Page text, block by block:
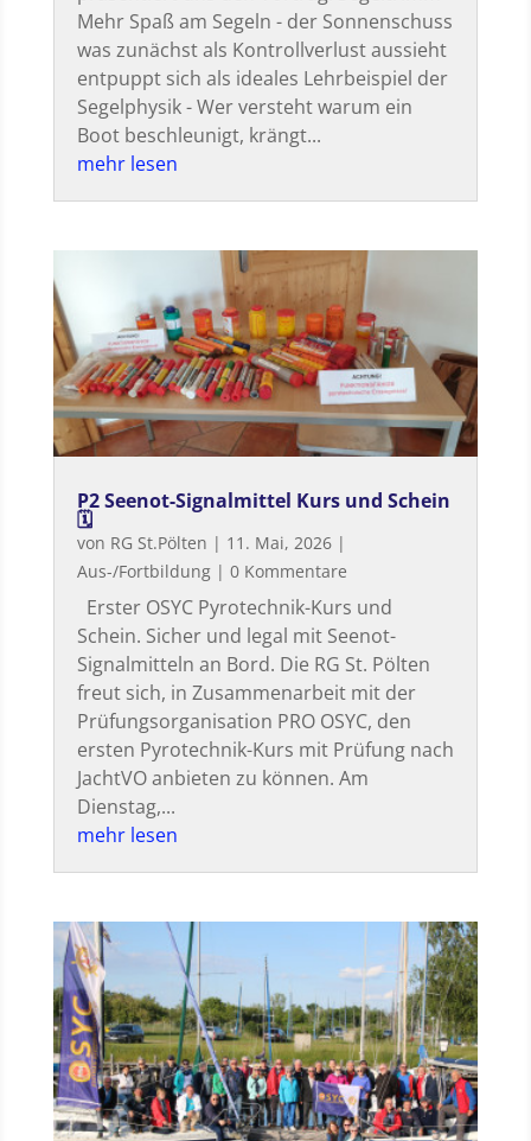
Mehr Spaß am Segeln - der Sonnenschuss
was zunächst als Kontrollverlust aussieht
entpuppt sich als ideales Lehrbeispiel der
Segelphysik - Wer versteht warum ein
Boot beschleunigt, krängt...
mehr lesen
P2 Seenot-Signalmittel Kurs und Schein
🗓
von RG St.Pölten | 11. Mai, 2026|
Aus-/Fortbildung| 0 Kommentare
Erster OSYC Pyrotechnik-Kurs und
Schein. Sicher und legal mit Seenot-
Signalmitteln an Bord. Die RG St. Pölten
freut sich, in Zusammenarbeit mit der
Prüfungsorganisation PRO OSYC, den
ersten Pyrotechnik-Kurs mit Prüfung nach
JachtVO anbieten zu können. Am
Dienstag,...
mehr lesen